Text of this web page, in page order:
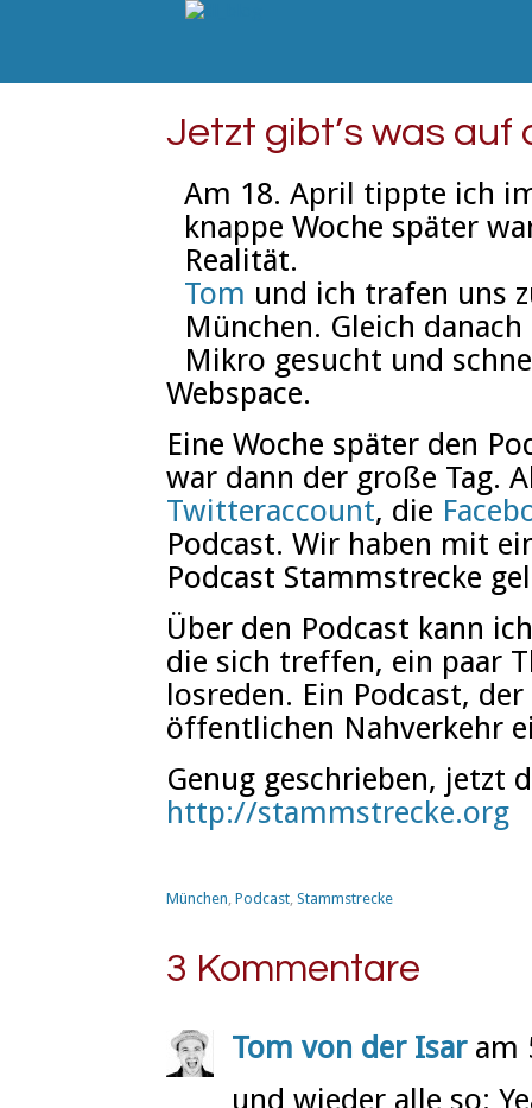
Jetzt gibt’s was auf
Am 18. April tippte ich
knappe Woche später
Realität.
Tom und ich trafen uns
München. Gleich
Mikro gesucht und
Webspace.
Eine Woche später den
war dann der große Tag.
Twitteraccount, die
Podcast. Wir haben mit
Podcast Stammstrecke
Über den Podcast kann
die sich treffen, ein paar
losreden. Ein Podcast,
öffentlichen Nahverkehr
Genug geschrieben, jetzt
http://stammstrecke.org
München, Podcast, Stammstrecke
3 Kommentare
Tom von der Isaram
und wieder alle so: